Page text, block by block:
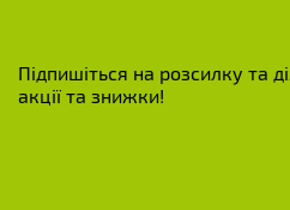
Підпишіться на розсилку та
акції та знижки!